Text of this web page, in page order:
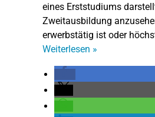
eines Erststudiums
Zweitausbildung
erwerbstätig ist oder
Weiterlesen »